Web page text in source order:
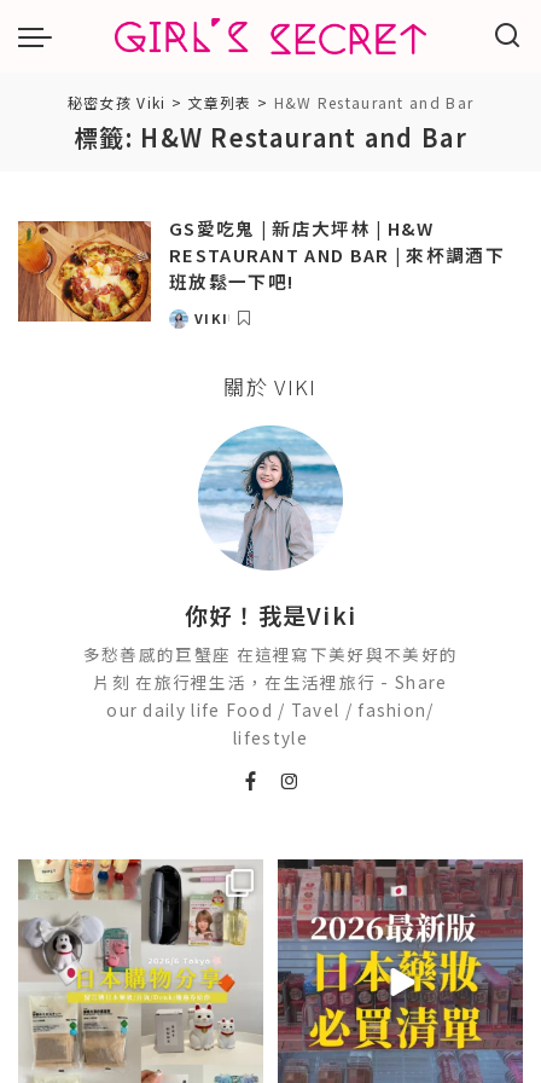
秘密女孩 Viki > 文章列表 > H&W Restaurant and Bar
標籤: H&W Restaurant and Bar
GS愛吃鬼 | 新店大坪林 | H&W
RESTAURANT AND BAR | 來杯調酒下
班放鬆一下吧!
POSTED
VIKI
關於 VIKI
你好！我是Viki
多愁善感的巨蟹座 在這裡寫下美好與不美好的
片刻 在旅行裡生活，在生活裡旅行 - Share
our daily life Food / Tavel / fashion/
lifestyle
💭留言「免費」傳日本藥妝店/百
貨/機場/Donki/折價券給你...
531 49
2026🇯🇵日本藥妝店必買什麼
日本最近紅什麼？...
123 20